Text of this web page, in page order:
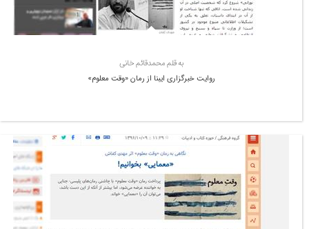
به قلم محمدقائم خانی
روایت خبرگزاری ایبنا از رمان «وقت معلوم»